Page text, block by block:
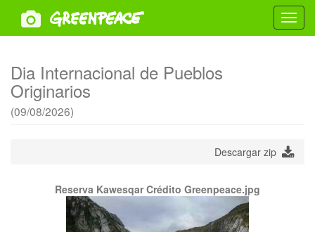
Dia Internacional de Pueblos
Originarios
(09/08/2026)
Descargar zip
Reserva Kawesqar Crédito Greenpeace.jpg